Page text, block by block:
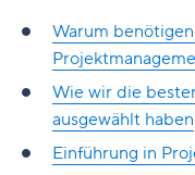
Warum
Wie wir die
ausgewählt haben
Einführung in